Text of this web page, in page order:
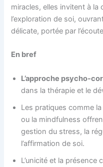
miracles, elles invitent à la
l’exploration de soi,
délicate, portée par
En bref
L’approche psycho-
dans la thérapie et le
Les pratiques comme
ou la mindfulness
gestion du stress, la
l’affirmation de soi.
L’unicité et la présence